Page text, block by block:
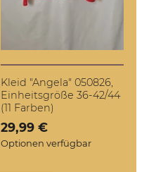
Kleid "Angela" 050826,
Einheitsgröße 36-42/44
(11 Farben)
Verkaufspreis: 29,99 €
29,99 €
Optionen verfügbar